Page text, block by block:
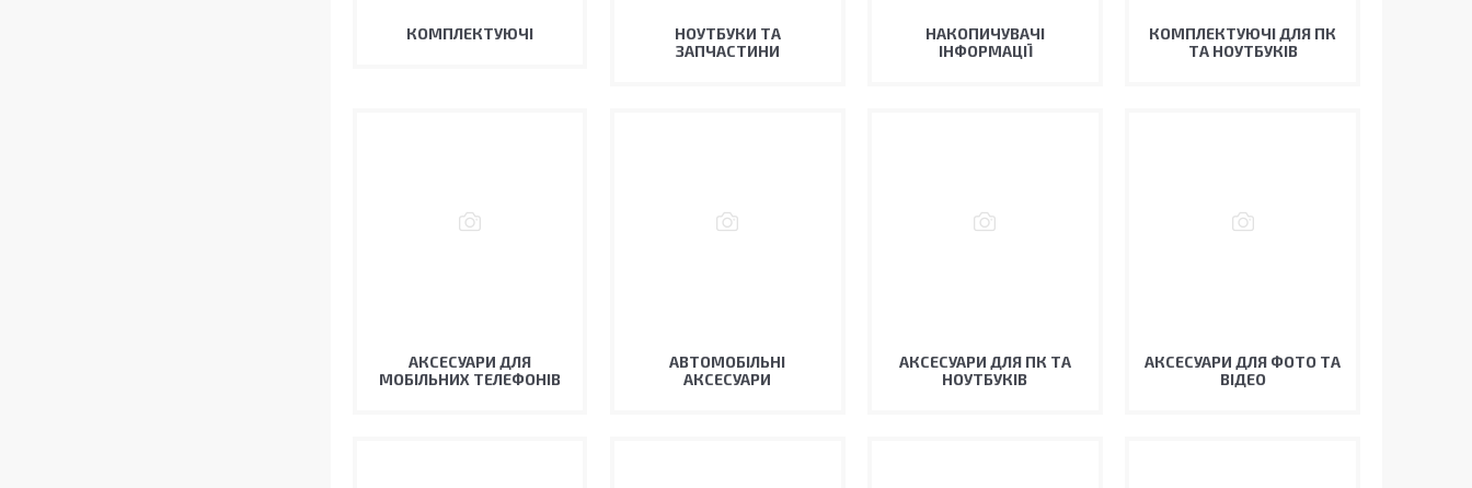
КОМПЛЕКТУЮЧІ
НОУТБУКИ ТА
ЗАПЧАСТИНИ
НАКОПИЧУВАЧІ
ІНФОРМАЦІЇ
КОМПЛЕКТУЮЧІ ДЛЯ ПК
ТА НОУТБУКІВ
АКСЕСУАРИ ДЛЯ
МОБІЛЬНИХ ТЕЛЕФОНІВ
АВТОМОБІЛЬНІ
АКСЕСУАРИ
АКСЕСУАРИ ДЛЯ ПК ТА
НОУТБУКІВ
АКСЕСУАРИ ДЛЯ ФОТО ТА
ВІДЕО